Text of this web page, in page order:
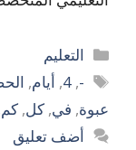
التصنيفات
التعليم
الوسوم-
,
4
, أيام,
عبوة, في, كل, كم
أضف تعليق